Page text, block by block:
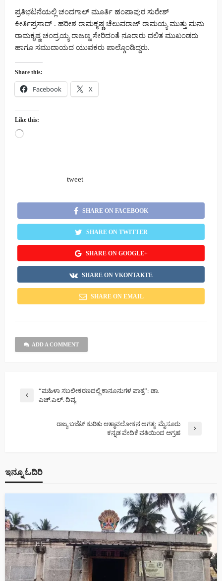
ಪ್ರತಿಭಟನೆಯಲ್ಲಿ ಚಂದಗಾಲ್ ಮೂರ್ತಿ ಹಂಪಾಪುರ ಸುರೇಶ್
ಕೀರ್ತಿಪ್ರಸಾದ್ . ಹರೀಶ ರಾಮಕೃಷ್ಣ ಚೆಲುವರಾಜ್ ರಾಮಯ್ಯ ಮುತ್ತು ಮನು
ರಾಮಕೃಷ್ಣ ಚಂದ್ರಯ್ಯ ರಾಜಣ್ಣ ಸೇರಿದಂತೆ ನೂರಾರು ದಲಿತ ಮುಖಂಡರು
ಹಾಗೂ ಸಮುದಾಯದ ಯುವಕರು ಪಾಲ್ಗೊಂಡಿದ್ದರು.
Share this:
Facebook X
Like this:
Loading…
tweet
SHARE ON FACEBOOK
SHARE ON TWITTER
SHARE ON GOOGLE+
SHARE ON VKONTAKTE
SHARE ON EMAIL
ADD A COMMENT
“ಮಹಿಳಾ ಸಬಲೀಕರಣದಲ್ಲಿ ಕಾನೂನುಗಳ ಪಾತ್ರ”: ಡಾ.
ಎಚ್.ಎಲ್. ದಿವ್ಯ
ರಾಜ್ಯ ಬಜೆಟ್ ಕುರಿತು ಆತ್ಮಾವಲೋಕನ ಅಗತ್ಯ: ಮೈಸೂರು
ಕನ್ನಡ ವೇದಿಕೆ ವತಿಯಿಂದ ಆಗ್ರಹ
ಇನ್ನೂ ಓದಿರಿ